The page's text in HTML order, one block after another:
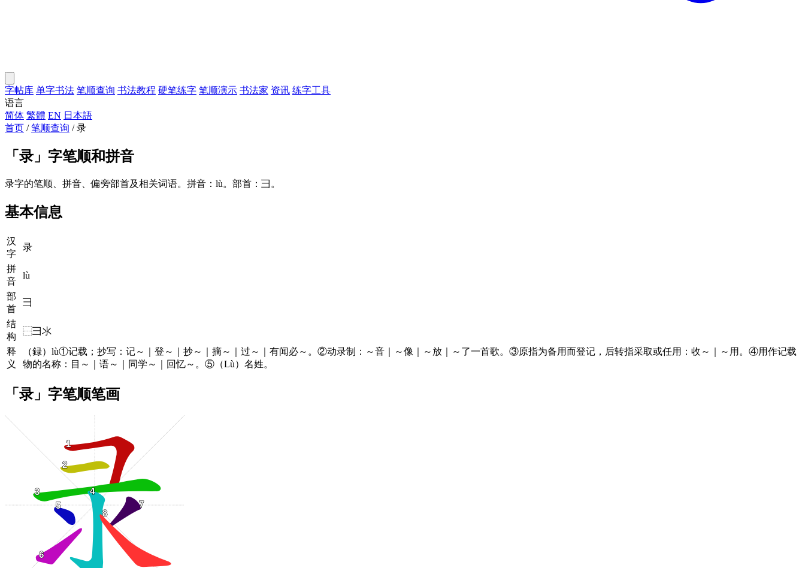
字帖库 单字书法 笔顺查询 书法教程 硬笔练字 笔顺演示 书法家 资讯 练字工具
语言
简体 繁體 EN 日本語
首页 / 笔顺查询 / 录
「 录 」字笔顺和拼音
录字的笔顺、拼音、偏旁部首及相关词语。拼音：lù。部首：彐。
基本信息
汉
字
录
拼
音
lù
部
首
彐
结
构
⿱彐氺
释
义
（録）lù①记载；抄写：记～｜登～｜抄～｜摘～｜过～｜有闻必～。②动录制：～音｜～像｜～放｜～了一首歌。③原指为备用而登记，后转指采取或任用：收～｜～用。④用作记载
物的名称：目～｜语～｜同学～｜回忆～。⑤（Lù）名姓。
「录」字笔顺笔画